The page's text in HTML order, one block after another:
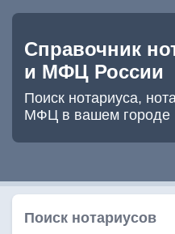
Справочник
и МФЦ России
Поиск нотариуса,
МФЦ в вашем городе
Поиск нотариусов